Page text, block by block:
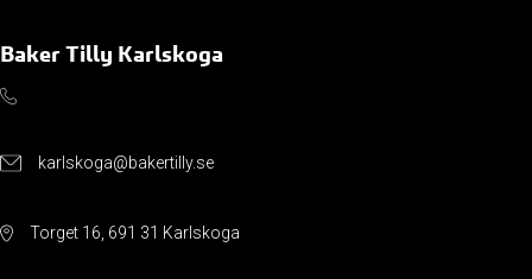
Baker Tilly Karlskoga
karlskoga@bakertilly.se
Torget 16, 691 31 Karlskoga